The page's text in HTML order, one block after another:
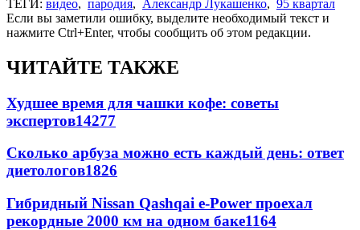
ТЕГИ: видео, пародия, Александр Лукашенко, 95 квартал
Если вы заметили ошибку, выделите необходимый текст и
нажмите Ctrl+Enter, чтобы сообщить об этом редакции.
ЧИТАЙТЕ ТАКЖЕ
Худшее время для чашки кофе: советы
экспертов14277
Сколько арбуза можно есть каждый день: ответ
диетологов1826
Гибридный Nissan Qashqai e-Power проехал
рекордные 2000 км на одном баке1164